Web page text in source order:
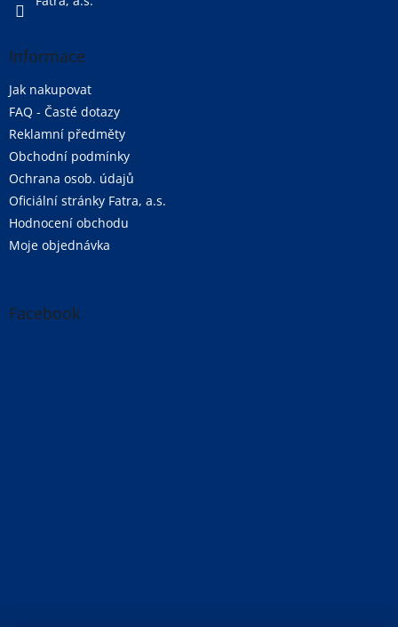
Informace
Jak nakupovat
FAQ - Časté dotazy
Reklamní předměty
Obchodní podmínky
Ochrana osob. údajů
Oficiální stránky Fatra, a.s.
Hodnocení obchodu
Moje objednávka
Facebook